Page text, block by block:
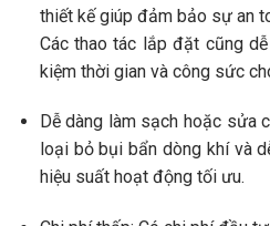
thiết kế giúp đảm bảo sự an
Các thao tác lắp đặt cũng
kiệm thời gian và công sức
Dễ dàng làm sạch hoặc sửa
loại bỏ bụi bẩn dòng khí và
hiệu suất hoạt động tối ưu.